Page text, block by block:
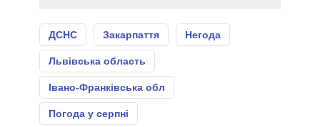
ДСНС Закарпаття Негода
Львівська область
Івано-Франківська обл
Погода у серпні